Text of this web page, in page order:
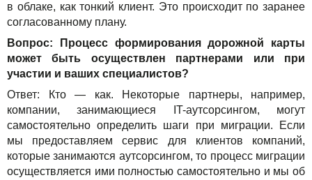
в облаке, как тонкий клиент. Это происходит по заранее
согласованному плану.
Вопрос: Процесс формирования дорожной карты
может быть осуществлен партнерами или при
участии и ваших специалистов?
Ответ: Кто — как. Некоторые партнеры, например,
компании, занимающиеся IT-аутсорсингом, могут
самостоятельно определить шаги при миграции. Если
мы предоставляем сервис для клиентов компаний,
которые занимаются аутсорсингом, то процесс миграции
осуществляется ими полностью самостоятельно и мы об